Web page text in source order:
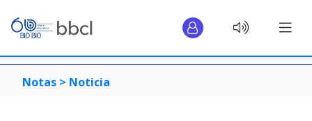
Notas > Noticia